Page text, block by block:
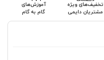
تخفیف‌های ویژه
مشتریان دایمی
آموزش‌های
گام به گام